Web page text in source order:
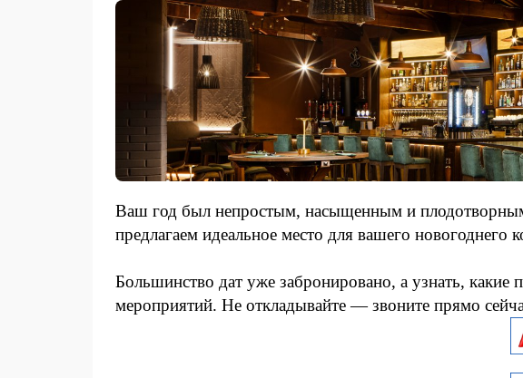
Ваш год был непростым, насыщенным и
предлагаем идеальное место для вашего
Большинство дат уже забронировано, а узнать,
мероприятий. Не откладывайте — звоните прямо